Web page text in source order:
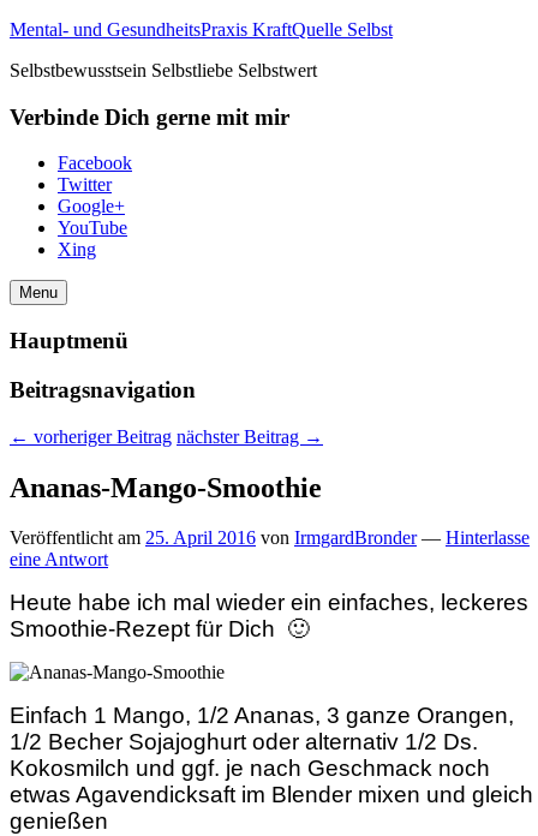
Mental- und GesundheitsPraxis KraftQuelle Selbst
Selbstbewusstsein Selbstliebe Selbstwert
Verbinde Dich gerne mit mir
Facebook
Twitter
Google+
YouTube
Xing
Menu
Hauptmenü
Beitragsnavigation
← vorheriger Beitrag nächster Beitrag →
Ananas-Mango-Smoothie
Veröffentlicht am 25. April 2016 von IrmgardBronder — Hinterlasse
eine Antwort
Heute habe ich mal wieder ein einfaches, leckeres
Smoothie-Rezept für Dich 🙂
Einfach 1 Mango, 1/2 Ananas, 3 ganze Orangen,
1/2 Becher Sojajoghurt oder alternativ 1/2 Ds.
Kokosmilch und ggf. je nach Geschmack noch
etwas Agavendicksaft im Blender mixen und gleich
genießen